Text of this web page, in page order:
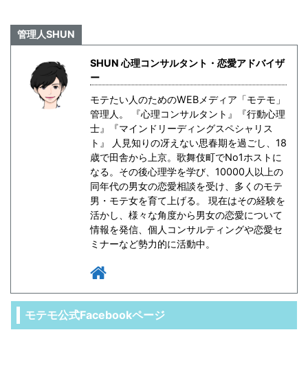
管理人SHUN
SHUN 心理コンサルタント・恋愛アドバイザ
ー
モテたい人のためのWEBメディア「モテモ」
管理人。 『心理コンサルタント』『行動心理
士』『マインドリーディングスペシャリス
ト』 人見知りの冴えない思春期を過ごし、18
歳で田舎から上京。歌舞伎町でNo1ホストに
なる。その後心理学を学び、10000人以上の
同年代の男女の恋愛相談を受け、多くのモテ
男・モテ女を育て上げる。 現在はその経験を
活かし、様々な角度から男女の恋愛について
情報を発信、個人コンサルティングや恋愛セ
ミナーなど勢力的に活動中。
モテモ公式Facebookページ